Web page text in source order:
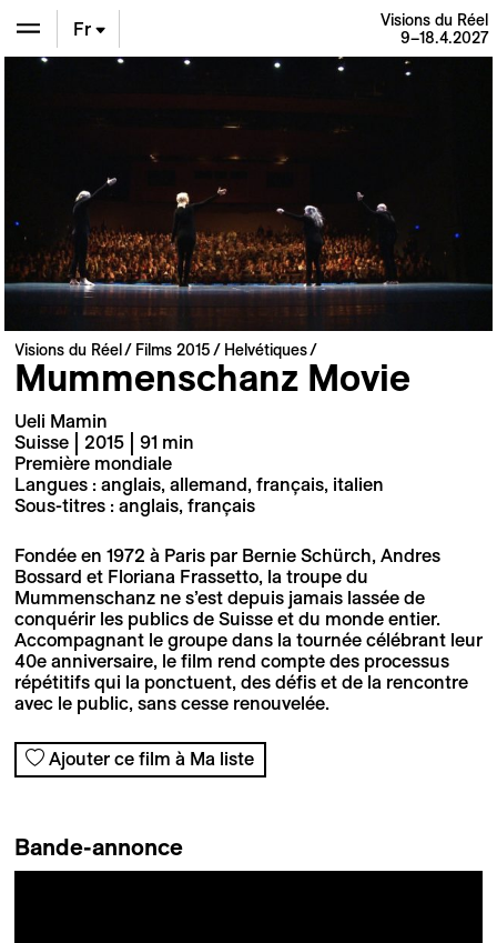
Fr
Visions du Réel
9–18.4.2027
Visions du Réel Films 2015 Helvétiques
Mummenschanz Movie
Ueli Mamin
Suisse | 2015 | 91 min
Première mondiale
Langues : anglais, allemand, français, italien
Sous-titres : anglais, français
Fondée en 1972 à Paris par Bernie Schürch, Andres
Bossard et Floriana Frassetto, la troupe du
Mummenschanz ne s’est depuis jamais lassée de
conquérir les publics de Suisse et du monde entier.
Accompagnant le groupe dans la tournée célébrant leur
40e anniversaire, le film rend compte des processus
répétitifs qui la ponctuent, des défis et de la rencontre
avec le public, sans cesse renouvelée.
Ajouter ce film à Ma liste
Bande-annonce